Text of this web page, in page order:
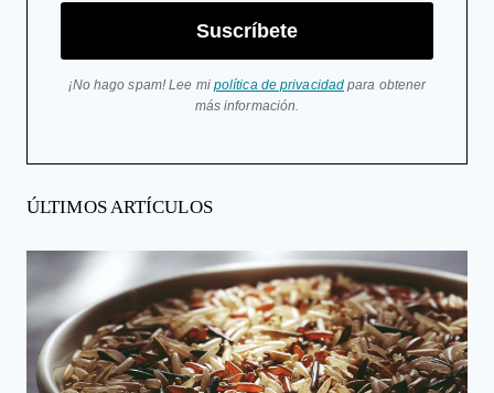
Suscríbete
¡No hago spam! Lee mi política de privacidad para obtener
más información.
ÚLTIMOS ARTÍCULOS